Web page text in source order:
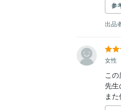
参
出品
女性
こ
先生
ま